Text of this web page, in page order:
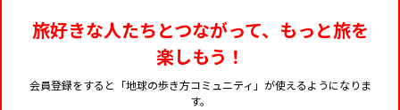
旅好きな人たちとつながって、もっと旅を
楽しもう！
会員登録をすると「地球の歩き方コミュニティ」が使えるようになりま
す。